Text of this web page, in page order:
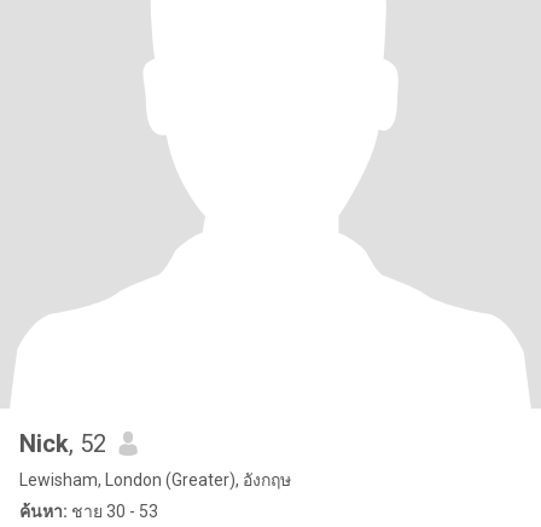
Nick, 52
Lewisham, London (Greater), อังกฤษ
ค้นหา: ชาย 30 - 53